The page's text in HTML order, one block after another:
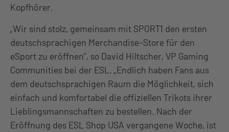
Kopfhörer.
„Wir sind stolz, gemeinsam mit SPORT1 den ersten
deutschsprachigen Merchandise-Store für den
eSport zu eröffnen”, so David Hiltscher, VP Gaming
Communities bei der ESL. „Endlich haben Fans aus
dem deutschsprachigen Raum die Möglichkeit, sich
einfach und komfortabel die offiziellen Trikots ihrer
Lieblingsmannschaften zu bestellen. Nach der
Eröffnung des ESL Shop USA vergangene Woche, ist